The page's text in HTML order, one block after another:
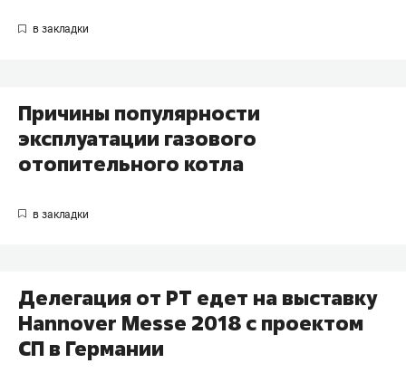
Причины популярности
эксплуатации газового
отопительного котла
Делегация от РТ едет на выставку
Hannover Messe 2018 с проектом
СП в Германии